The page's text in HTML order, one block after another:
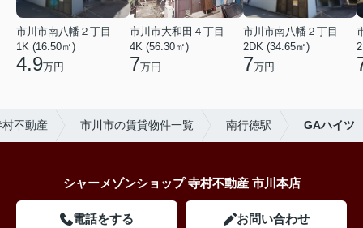
市川市南八幡２丁目
1K (16.50㎡)
4.9万円
市川市大和田４丁目
4K (56.30㎡)
7万円
市川市南八幡２丁目
2DK (34.65㎡)
7万円
不動産 市川市の賃貸物件一覧 南行徳駅 GAハイツ
シャーメゾンショップ 寺村不動産 市川本店
電話をする お問い合わせ